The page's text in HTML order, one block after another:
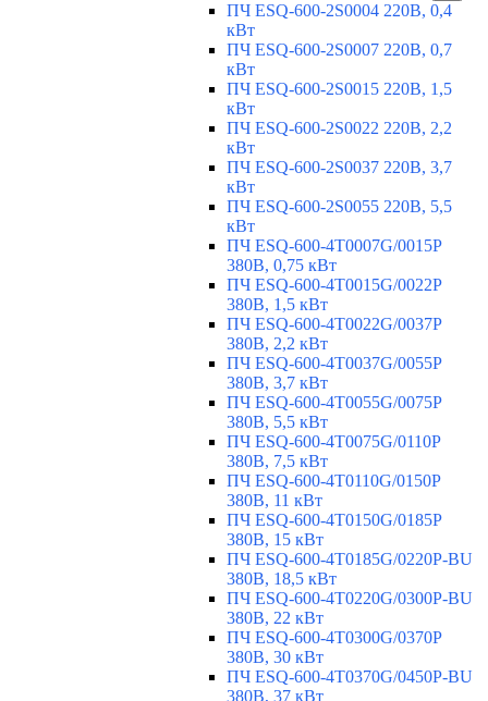
ПЧ ESQ-600-2S0004 220В, 0,4
кВт
ПЧ ESQ-600-2S0007 220В, 0,7
кВт
ПЧ ESQ-600-2S0015 220В, 1,5
кВт
ПЧ ESQ-600-2S0022 220В, 2,2
кВт
ПЧ ESQ-600-2S0037 220В, 3,7
кВт
ПЧ ESQ-600-2S0055 220В, 5,5
кВт
ПЧ ESQ-600-4T0007G/0015P
380В, 0,75 кВт
ПЧ ESQ-600-4T0015G/0022P
380В, 1,5 кВт
ПЧ ESQ-600-4T0022G/0037P
380В, 2,2 кВт
ПЧ ESQ-600-4T0037G/0055P
380В, 3,7 кВт
ПЧ ESQ-600-4T0055G/0075P
380В, 5,5 кВт
ПЧ ESQ-600-4T0075G/0110P
380В, 7,5 кВт
ПЧ ESQ-600-4T0110G/0150P
380В, 11 кВт
ПЧ ESQ-600-4T0150G/0185P
380В, 15 кВт
ПЧ ESQ-600-4T0185G/0220P-BU
380В, 18,5 кВт
ПЧ ESQ-600-4T0220G/0300P-BU
380В, 22 кВт
ПЧ ESQ-600-4T0300G/0370P
380В, 30 кВт
ПЧ ESQ-600-4T0370G/0450P-BU
380В, 37 кВт